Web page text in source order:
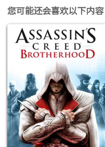
您可能还会喜欢以下内容